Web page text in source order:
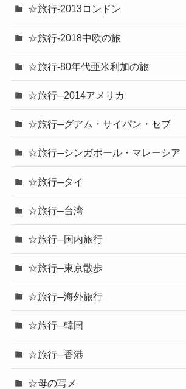
☆旅行-2013ロンドン
☆旅行-2018中欧の旅
☆旅行-80年代亜米利加の旅
☆旅行─2014アメリカ
☆旅行─グアム・サイパン・セブ
☆旅行─シンガポール・マレーシア
☆旅行─タイ
☆旅行─台湾
☆旅行─国内旅行
☆旅行─東京散歩
☆旅行─海外旅行
☆旅行─韓国
☆旅行─香港
☆母の写メ